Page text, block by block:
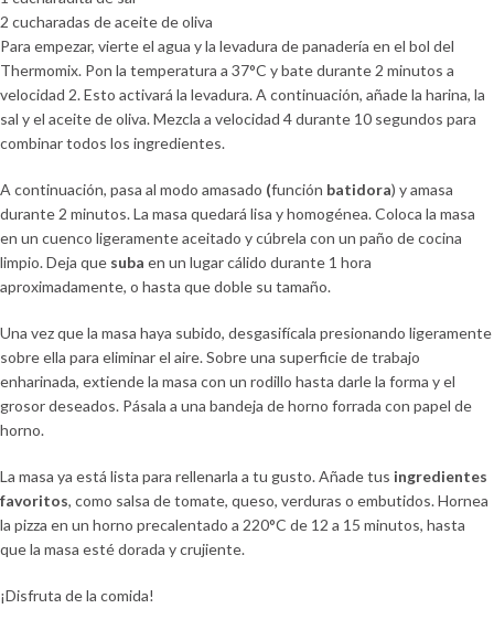
2 cucharadas de aceite de oliva
Para empezar, vierte el agua y la levadura de panadería en el bol del
Thermomix. Pon la temperatura a 37°C y bate durante 2 minutos a
velocidad 2. Esto activará la levadura. A continuación, añade la harina, la
sal y el aceite de oliva. Mezcla a velocidad 4 durante 10 segundos para
combinar todos los ingredientes.
A continuación, pasa al modo amasado (función batidora) y amasa
durante 2 minutos. La masa quedará lisa y homogénea. Coloca la masa
en un cuenco ligeramente aceitado y cúbrela con un paño de cocina
limpio. Deja que suba en un lugar cálido durante 1 hora
aproximadamente, o hasta que doble su tamaño.
Una vez que la masa haya subido, desgasifícala presionando ligeramente
sobre ella para eliminar el aire. Sobre una superficie de trabajo
enharinada, extiende la masa con un rodillo hasta darle la forma y el
grosor deseados. Pásala a una bandeja de horno forrada con papel de
horno.
La masa ya está lista para rellenarla a tu gusto. Añade tus ingredientes
favoritos, como salsa de tomate, queso, verduras o embutidos. Hornea
la pizza en un horno precalentado a 220°C de 12 a 15 minutos, hasta
que la masa esté dorada y crujiente.
¡Disfruta de la comida!